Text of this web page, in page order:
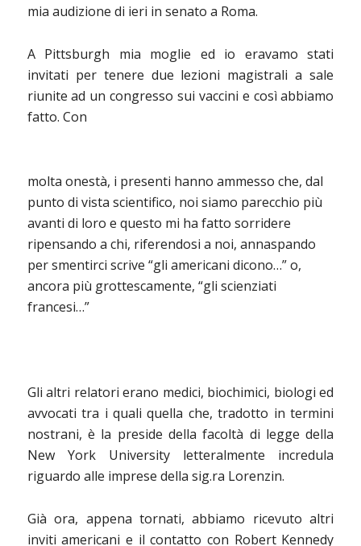
mia audizione di ieri in senato a Roma.
A Pittsburgh mia moglie ed io eravamo stati
invitati per tenere due lezioni magistrali a sale
riunite ad un congresso sui vaccini e così abbiamo
fatto. Con
molta onestà, i presenti hanno ammesso che, dal
punto di vista scientifico, noi siamo parecchio più
avanti di loro e questo mi ha fatto sorridere
ripensando a chi, riferendosi a noi, annaspando
per smentirci scrive “gli americani dicono…” o,
ancora più grottescamente, “gli scienziati
francesi…”
Gli altri relatori erano medici, biochimici, biologi ed
avvocati tra i quali quella che, tradotto in termini
nostrani, è la preside della facoltà di legge della
New York University letteralmente incredula
riguardo alle imprese della sig.ra Lorenzin.
Già ora, appena tornati, abbiamo ricevuto altri
inviti americani e il contatto con Robert Kennedy